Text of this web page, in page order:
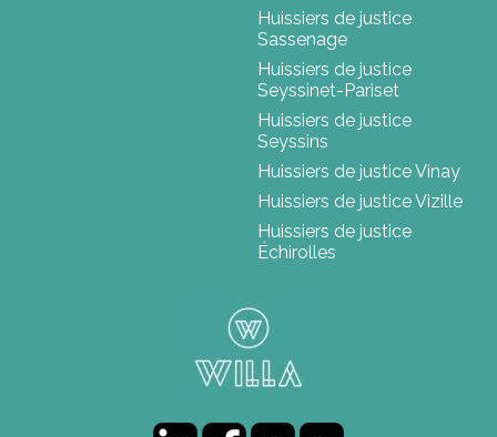
Huissiers de justice
Sassenage
Huissiers de justice
Seyssinet-Pariset
Huissiers de justice
Seyssins
Huissiers de justice Vinay
Huissiers de justice Vizille
Huissiers de justice
Échirolles